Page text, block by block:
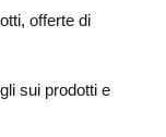
offerte di
sui prodotti e